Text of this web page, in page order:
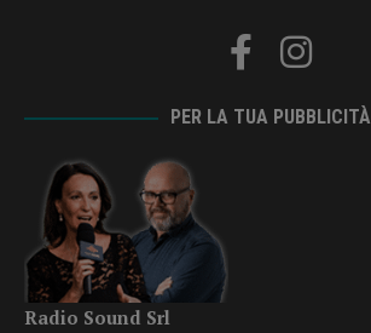
PER LA TUA PUBBLICITÀ
Radio Sound Srl